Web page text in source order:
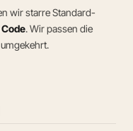
wir starre Standard-
. Wir passen die